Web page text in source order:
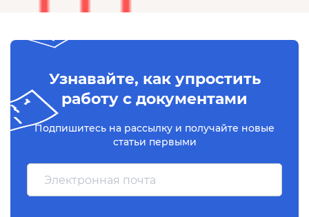
Узнавайте, как упростить
работу с документами
Подпишитесь на рассылку и получайте новые
статьи первыми